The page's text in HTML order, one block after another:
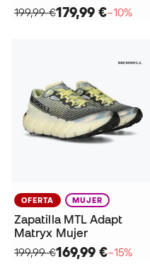
199,99 €179,99 €−10%
OFERTA MUJER
Zapatilla MTL Adapt
Matryx Mujer
199,99 €169,99 €−15%